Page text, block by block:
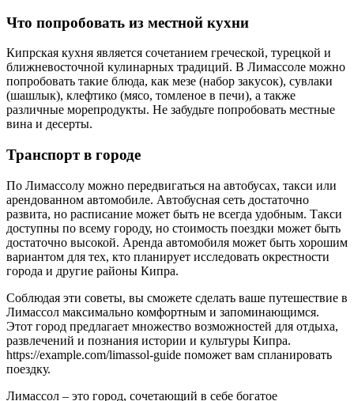
Что попробовать из местной кухни
Кипрская кухня является сочетанием греческой, турецкой и
ближневосточной кулинарных традиций. В Лимассоле можно
попробовать такие блюда, как мезе (набор закусок), сувлаки
(шашлык), клефтико (мясо, томленое в печи), а также
различные морепродукты. Не забудьте попробовать местные
вина и десерты.
Транспорт в городе
По Лимассолу можно передвигаться на автобусах, такси или
арендованном автомобиле. Автобусная сеть достаточно
развита, но расписание может быть не всегда удобным. Такси
доступны по всему городу, но стоимость поездки может быть
достаточно высокой. Аренда автомобиля может быть хорошим
вариантом для тех, кто планирует исследовать окрестности
города и другие районы Кипра.
Соблюдая эти советы, вы сможете сделать ваше путешествие в
Лимассол максимально комфортным и запоминающимся.
Этот город предлагает множество возможностей для отдыха,
развлечений и познания истории и культуры Кипра.
https://example.com/limassol-guide поможет вам спланировать
поездку.
Лимассол – это город, сочетающий в себе богатое